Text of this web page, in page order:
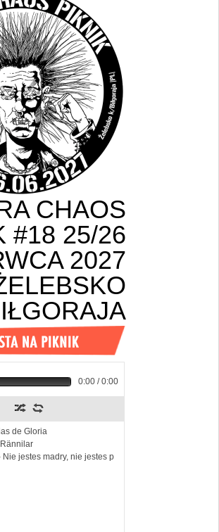
CHAOS
#18 25/26
2027
0:00 / 0:00
de Gloria
Nie jestes madry, nie jestes piekny
z l